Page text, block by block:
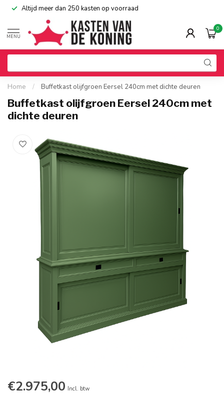
Altijd meer dan 250 kasten op voorraad
MENU
0
Home / Buffetkast olijfgroen Eersel 240cm met dichte deuren
Buffetkast olijfgroen Eersel 240cm met
dichte deuren
€2.975,00 Incl. btw